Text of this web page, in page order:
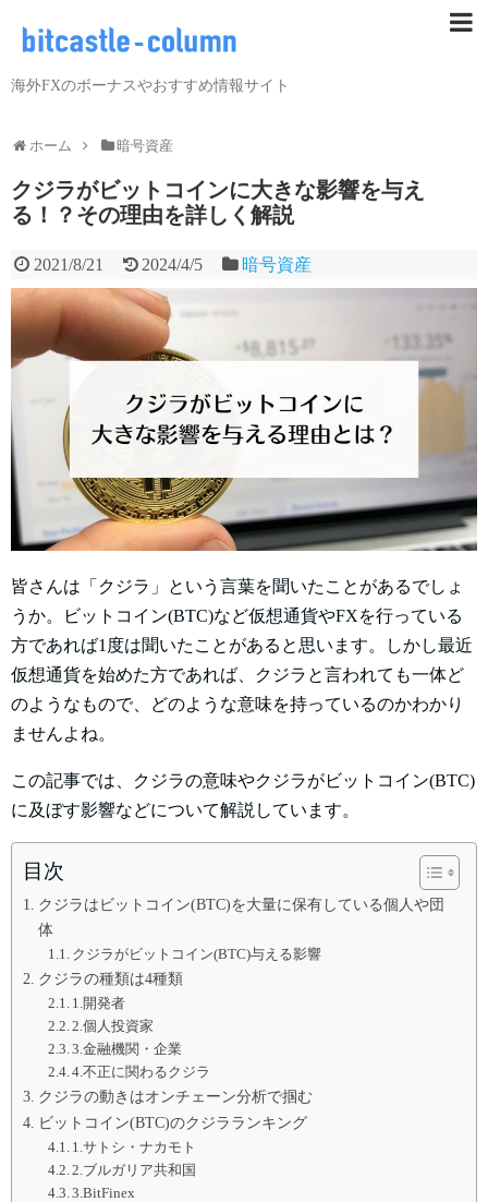
海外FXのボーナスやおすすめ情報サイト
ホーム 暗号資産
クジラがビットコインに大きな影響を与え
る！？その理由を詳しく解説
2021/8/21 2024/4/5 暗号資産
皆さんは「クジラ」という言葉を聞いたことがあるでしょ
うか。ビットコイン(BTC)など仮想通貨やFXを行っている
方であれば1度は聞いたことがあると思います。しかし最近
仮想通貨を始めた方であれば、クジラと言われても一体ど
のようなもので、どのような意味を持っているのかわかり
ませんよね。
この記事では、クジラの意味やクジラがビットコイン(BTC)
に及ぼす影響などについて解説しています。
目次
クジラはビットコイン(BTC)を大量に保有している個人や団
体
クジラがビットコイン(BTC)与える影響
クジラの種類は4種類
1.開発者
2.個人投資家
3.金融機関・企業
4.不正に関わるクジラ
クジラの動きはオンチェーン分析で掴む
ビットコイン(BTC)のクジラランキング
1.サトシ・ナカモト
2.ブルガリア共和国
3.BitFinex